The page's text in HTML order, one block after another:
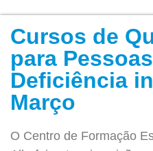
Cursos de
para
Deficiência
Março
O Centro de Formação